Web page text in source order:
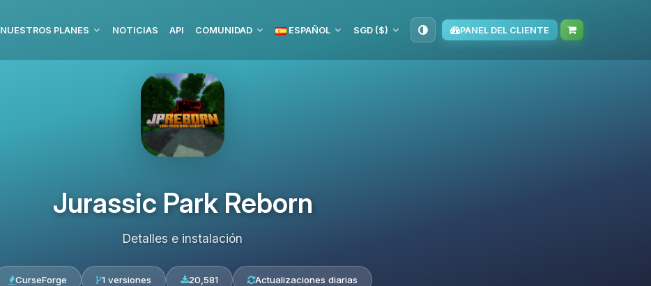
NUESTROS PLANES NOTICIAS API COMUNIDAD ESPAÑOL SGD ($) PANEL DEL CLIENTE
Jurassic Park Reborn
Detalles e instalación
CurseForge 1 versiones 20,581 Actualizaciones diarias